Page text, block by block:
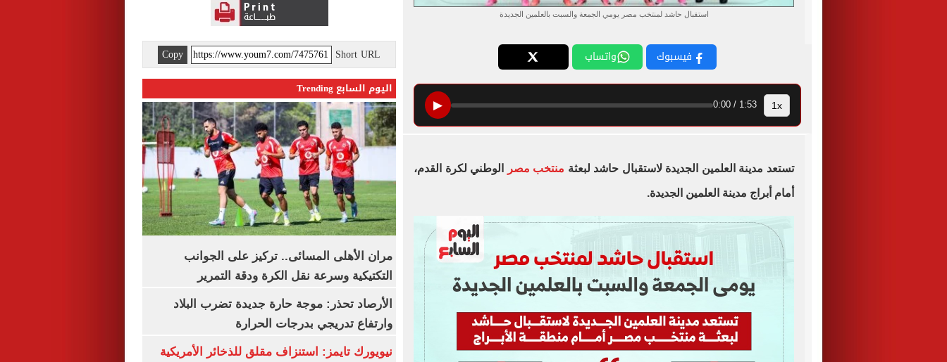
استقبال حاشد لمنتخب مصر يومي الجمعة والسبت بالعلمين الجديدة
فيسبوك واتساب
▶ 1:53 / 0:00 1x
تستعد مدينة العلمين الجديدة لاستقبال حاشد لبعثة منتخب مصر الوطني لكرة القدم،
أمام أبراج مدينة العلمين الجديدة.
Short URL
Copy
اليوم السابع Trending
مران الأهلى المسائى.. تركيز على الجوانب
التكتيكية وسرعة نقل الكرة ودقة التمرير
الأرصاد تحذر: موجة حارة جديدة تضرب البلاد
وارتفاع تدريجي بدرجات الحرارة
نيويورك تايمز: استنزاف مقلق للذخائر الأمريكية